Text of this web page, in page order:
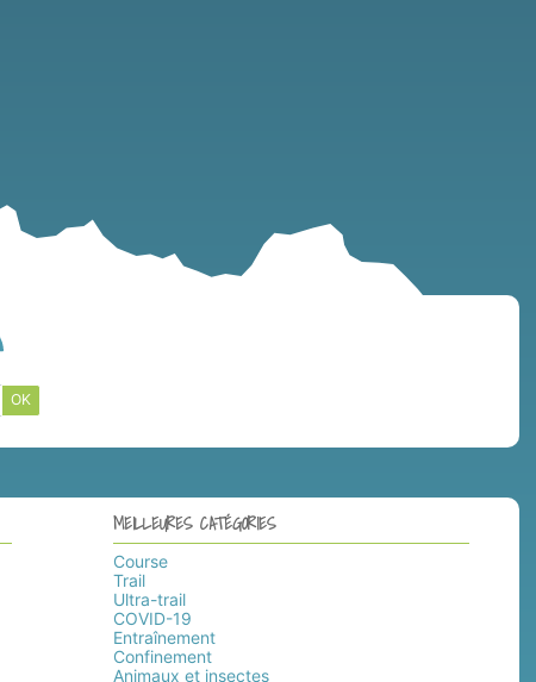
OK
MEILLEURES CATÉGORIES
Course
Trail
Ultra-trail
COVID-19
Entraînement
Confinement
Animaux et insectes